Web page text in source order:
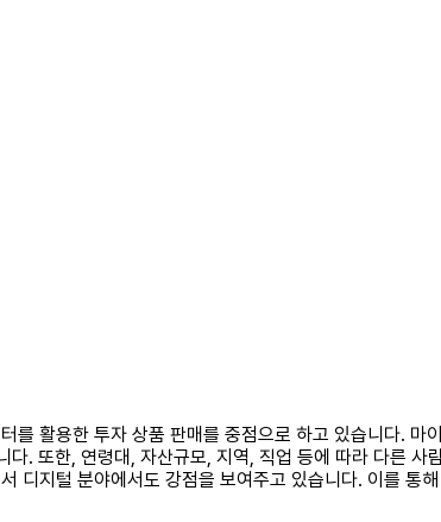
활용한 투자 상품 판매를 중점으로 하고 있습니다. 마
. 또한, 연령대, 자산규모, 지역, 직업 등에 따라 다른 사
디지털 분야에서도 강점을 보여주고 있습니다. 이를 통